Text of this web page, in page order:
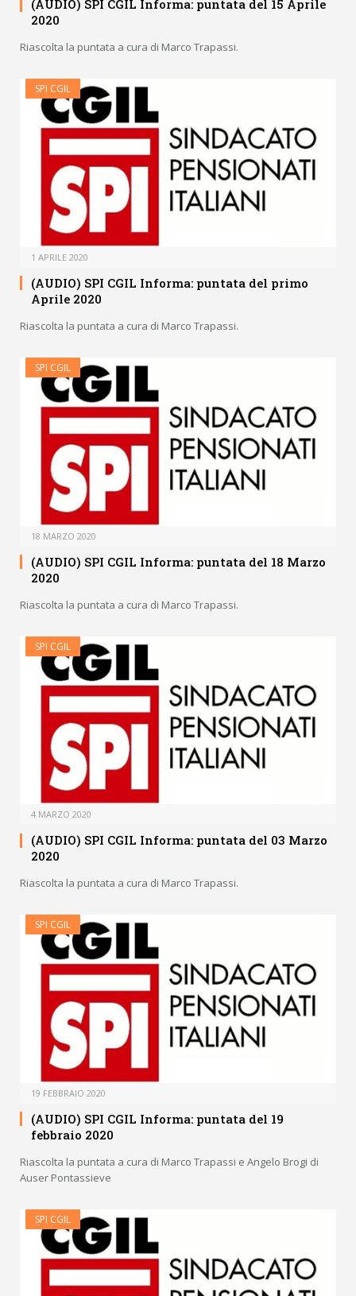
(AUDIO) SPI CGIL Informa: puntata del 15 Aprile
2020
Riascolta la puntata a cura di Marco Trapassi.
SPI CGIL
1 APRILE 2020
(AUDIO) SPI CGIL Informa: puntata del primo
Aprile 2020
Riascolta la puntata a cura di Marco Trapassi.
SPI CGIL
18 MARZO 2020
(AUDIO) SPI CGIL Informa: puntata del 18 Marzo
2020
Riascolta la puntata a cura di Marco Trapassi.
SPI CGIL
4 MARZO 2020
(AUDIO) SPI CGIL Informa: puntata del 03 Marzo
2020
Riascolta la puntata a cura di Marco Trapassi.
SPI CGIL
19 FEBBRAIO 2020
(AUDIO) SPI CGIL Informa: puntata del 19
febbraio 2020
Riascolta la puntata a cura di Marco Trapassi e Angelo Brogi di
Auser Pontassieve
SPI CGIL